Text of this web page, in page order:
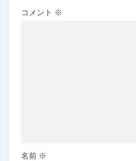
コメント ※
名前 ※